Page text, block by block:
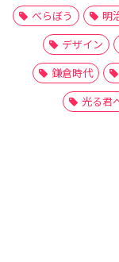
べらぼう
明
デザイン
鎌倉時代
光る君